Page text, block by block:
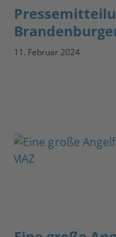
11. Februar 2024